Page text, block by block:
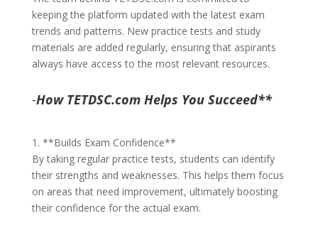
keeping the platform updated with the latest exam
trends and patterns. New practice tests and study
materials are added regularly, ensuring that aspirants
always have access to the most relevant resources.
-How TETDSC.com Helps You Succeed**
1. **Builds Exam Confidence**
By taking regular practice tests, students can identify
their strengths and weaknesses. This helps them focus
on areas that need improvement, ultimately boosting
their confidence for the actual exam.